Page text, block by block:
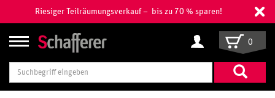
Riesiger Teilräumungsverkauf – bis zu 70 % sparen!
Suchbegriff
eingeben
0